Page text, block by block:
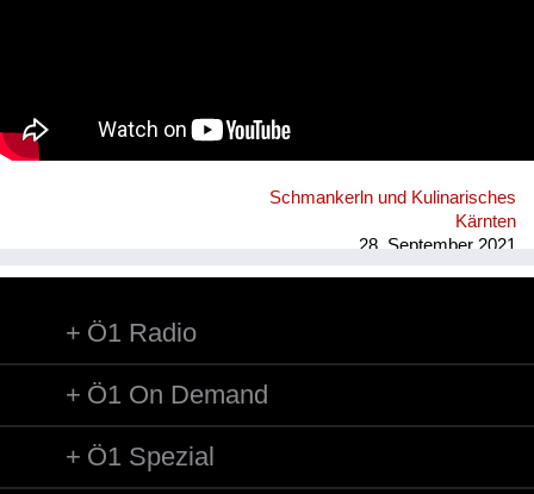
Schmankerln und Kulinarisches
Kärnten
28. September 2021
Ö1 Radio
Ö1 On Demand
Ö1 Spezial